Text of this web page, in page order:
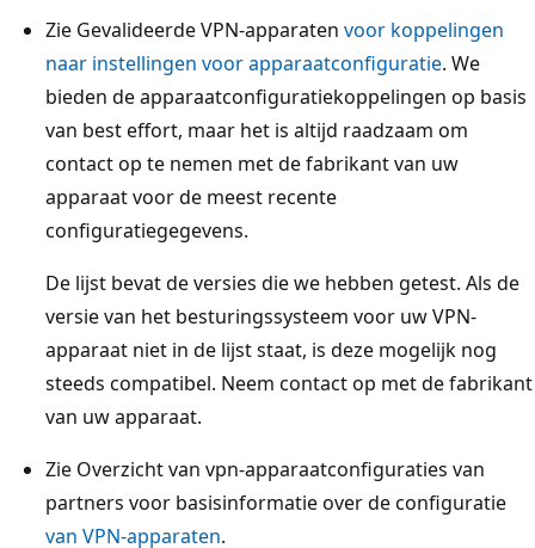
Zie Gevalideerde VPN-apparaten voor koppelingen
naar instellingen voor apparaatconfiguratie. We
bieden de apparaatconfiguratiekoppelingen op basis
van best effort, maar het is altijd raadzaam om
contact op te nemen met de fabrikant van uw
apparaat voor de meest recente
configuratiegegevens.
De lijst bevat de versies die we hebben getest. Als de
versie van het besturingssysteem voor uw VPN-
apparaat niet in de lijst staat, is deze mogelijk nog
steeds compatibel. Neem contact op met de fabrikant
van uw apparaat.
Zie Overzicht van vpn-apparaatconfiguraties van
partners voor basisinformatie over de configuratie
van VPN-apparaten.